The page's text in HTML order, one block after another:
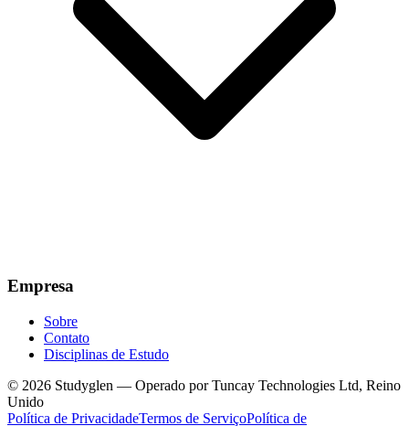
Empresa
Sobre
Contato
Disciplinas de Estudo
© 2026 Studyglen — Operado por Tuncay Technologies Ltd, Reino
Unido
Política de PrivacidadeTermos de ServiçoPolítica de